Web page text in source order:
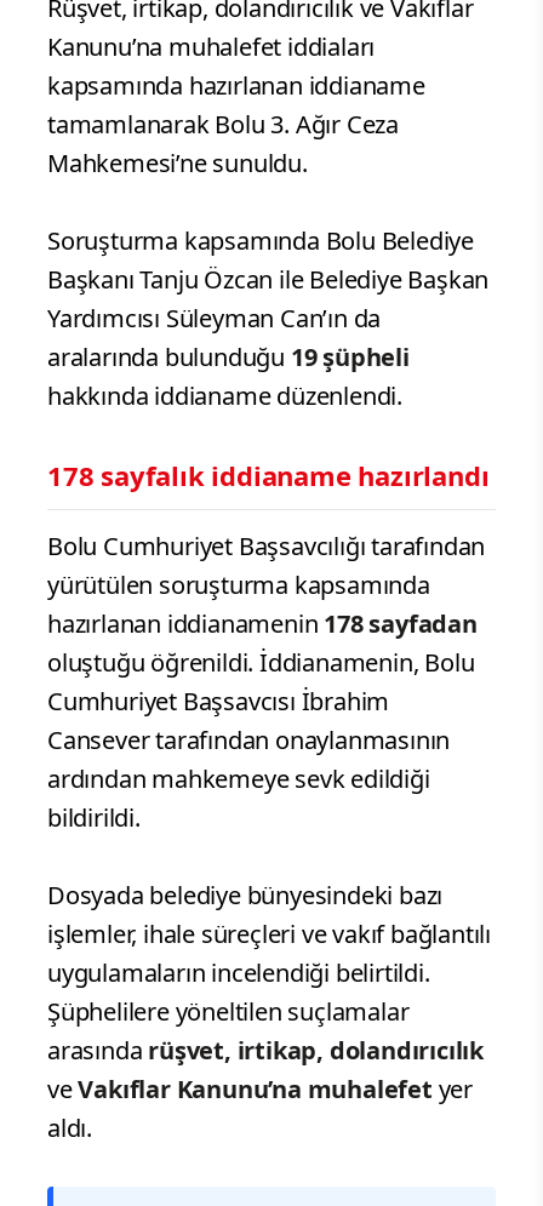
Rüşvet, irtikap, dolandırıcılık ve Vakıflar
Kanunu’na muhalefet iddiaları
kapsamında hazırlanan iddianame
tamamlanarak Bolu 3. Ağır Ceza
Mahkemesi’ne sunuldu.
Soruşturma kapsamında Bolu Belediye
Başkanı Tanju Özcan ile Belediye Başkan
Yardımcısı Süleyman Can’ın da
aralarında bulunduğu 19 şüpheli
hakkında iddianame düzenlendi.
178 sayfalık iddianame hazırlandı
Bolu Cumhuriyet Başsavcılığı tarafından
yürütülen soruşturma kapsamında
hazırlanan iddianamenin 178 sayfadan
oluştuğu öğrenildi. İddianamenin, Bolu
Cumhuriyet Başsavcısı İbrahim
Cansever tarafından onaylanmasının
ardından mahkemeye sevk edildiği
bildirildi.
Dosyada belediye bünyesindeki bazı
işlemler, ihale süreçleri ve vakıf bağlantılı
uygulamaların incelendiği belirtildi.
Şüphelilere yöneltilen suçlamalar
arasında rüşvet, irtikap, dolandırıcılık
veVakıflar Kanunu’na muhalefet yer
aldı.